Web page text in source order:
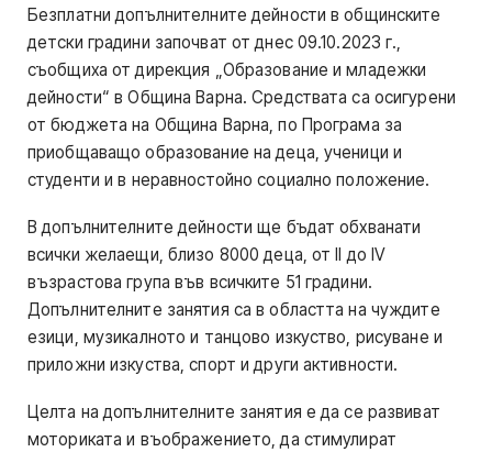
Безплатни допълнителните дейности в общинските
детски градини започват от днес 09.10.2023 г.,
съобщиха от дирекция „Образование и младежки
дейности“ в Община Варна. Средствата са осигурени
от бюджета на Община Варна, по Програма за
приобщаващо образование на деца, ученици и
студенти и в неравностойно социално положение.
В допълнителните дейности ще бъдат обхванати
всички желаещи, близо 8000 деца, от ІІ до ІV
възрастова група във всичките 51 градини.
Допълнителните занятия са в областта на чуждите
езици, музикалното и танцово изкуство, рисуване и
приложни изкуства, спорт и други активности.
Целта на допълнителните занятия е да се развиват
моториката и въображението, да стимулират